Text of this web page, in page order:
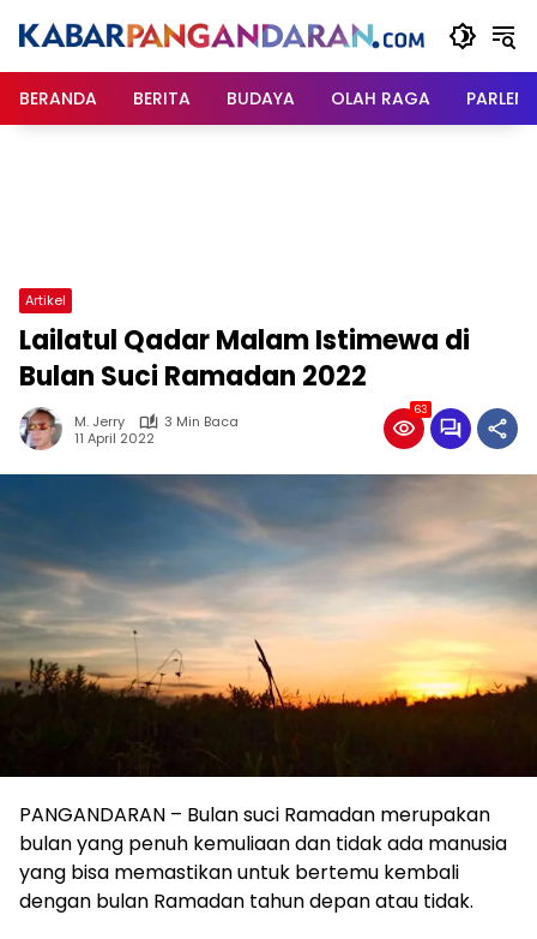
BERANDA
BERITA BUDAYA OLAH RAGA
Artikel
Lailatul Qadar Malam Istimewa di
Bulan Suci Ramadan 2022
M. Jerry
3 Min Baca
11 April 2022
63
PANGANDARAN – Bulan suci Ramadan merupakan
bulan yang penuh kemuliaan dan tidak ada manusia
yang bisa memastikan untuk bertemu kembali
dengan bulan Ramadan tahun depan atau tidak.